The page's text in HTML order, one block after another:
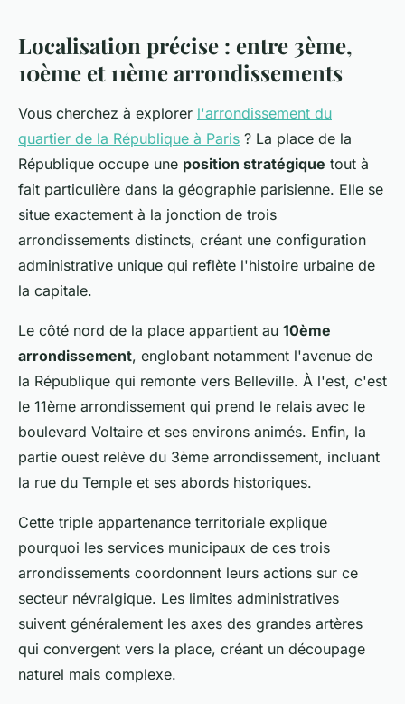
Localisation précise : entre 3ème,
10ème et 11ème arrondissements
Vous cherchez à explorer l'arrondissement du
quartier de la République à Paris ? La place de la
République occupe une position stratégique tout à
fait particulière dans la géographie parisienne. Elle se
situe exactement à la jonction de trois
arrondissements distincts, créant une configuration
administrative unique qui reflète l'histoire urbaine de
la capitale.
Le côté nord de la place appartient au 10ème
arrondissement, englobant notamment l'avenue de
la République qui remonte vers Belleville. À l'est, c'est
le 11ème arrondissement qui prend le relais avec le
boulevard Voltaire et ses environs animés. Enfin, la
partie ouest relève du 3ème arrondissement, incluant
la rue du Temple et ses abords historiques.
Cette triple appartenance territoriale explique
pourquoi les services municipaux de ces trois
arrondissements coordonnent leurs actions sur ce
secteur névralgique. Les limites administratives
suivent généralement les axes des grandes artères
qui convergent vers la place, créant un découpage
naturel mais complexe.